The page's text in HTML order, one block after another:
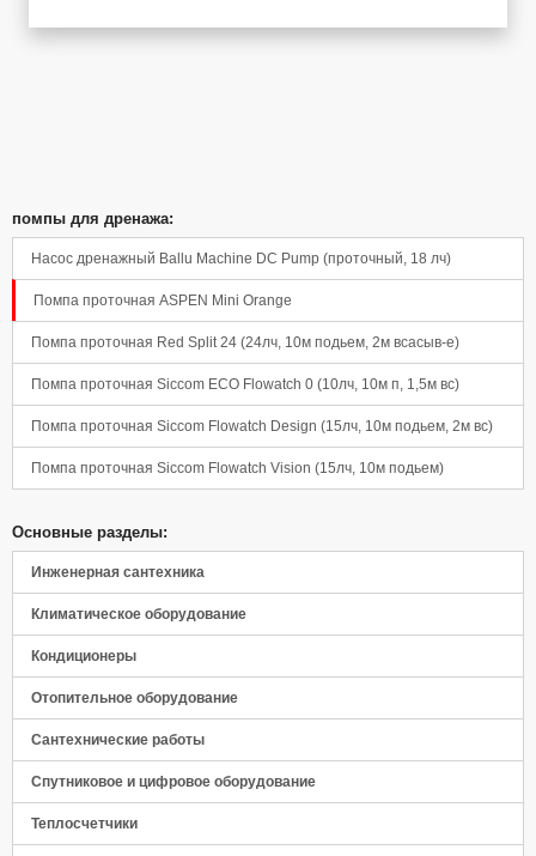
помпы для дренажа:
Насос дренажный Ballu Machine DС Pump (проточный, 18 лч)
Помпа проточная ASPEN Mini Orange
Помпа проточная Red Split 24 (24лч, 10м подьем, 2м всасыв-е)
Помпа проточная Siccom ECO Flowatch 0 (10лч, 10м п, 1,5м вс)
Помпа проточная Siccom Flowatch Design (15лч, 10м подьем, 2м вс)
Помпа проточная Siccom Flowatch Vision (15лч, 10м подьем)
Основные разделы:
Инженерная сантехника
Климатическое оборудование
Кондиционеры
Отопительное оборудование
Сантехнические работы
Спутниковое и цифровое оборудование
Теплосчетчики
Панель управления